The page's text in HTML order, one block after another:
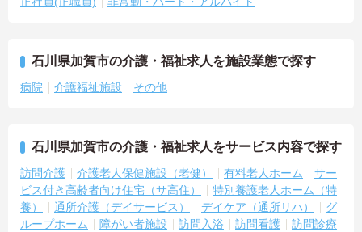
石川県加賀市の介護・福祉求人を施設業態で探す
病院 介護福祉施設 その他
石川県加賀市の介護・福祉求人をサービス内容で探す
訪問介護 介護老人保健施設（老健） 有料老人ホーム
サー
ビス付き高齢者向け住宅（サ高住）
特別養護老人ホーム（特
養）
通所介護（デイサービス） デイケア（通所リハ）
グ
ループホーム
障がい者施設 訪問入浴 訪問看護
訪問診療